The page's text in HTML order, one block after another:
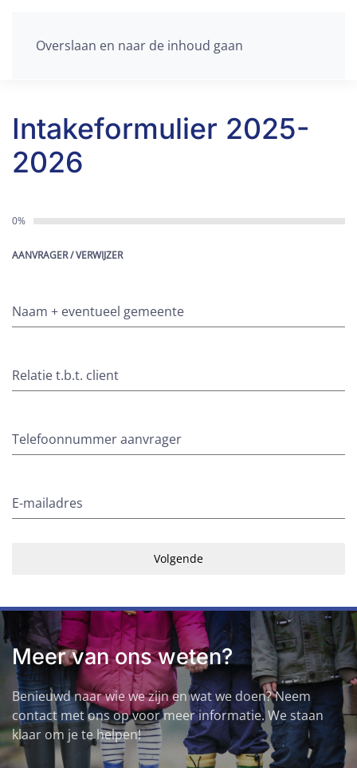
Overslaan en naar de inhoud gaan
Intakeformulier 2025-
2026
0%
AANVRAGER / VERWIJZER
Naam + eventueel gemeente
Relatie t.b.t. client
Telefoonnummer aanvrager
E-mailadres
Volgende
Meer van ons weten?
Benieuwd naar wie we zijn en wat we doen? Neem
contact met ons op voor meer informatie. We staan
klaar om je te helpen!